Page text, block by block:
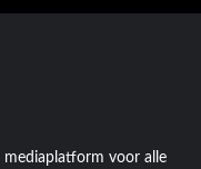
mediaplatform voor alle